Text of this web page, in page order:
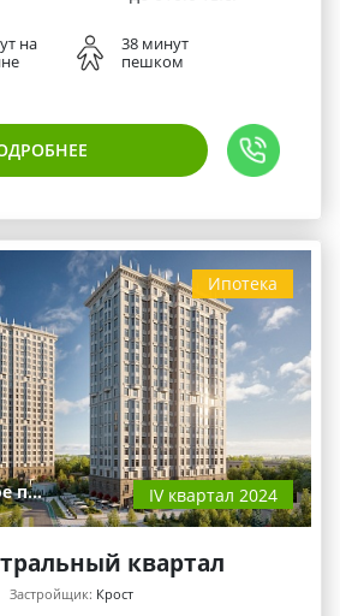
на
38 минут
пешком
Ипотека
п… IV квартал 2024
квартал
Застройщик: Крост